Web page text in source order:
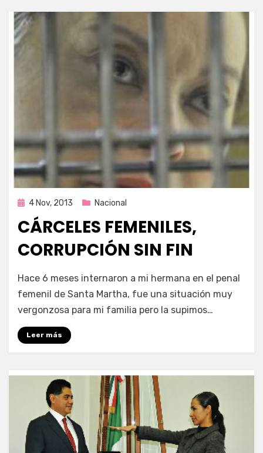
Publicada
4 Nov, 2013 Nacional
CÁRCELES FEMENILES,
CORRUPCIÓN SIN FIN
Enrique
Hace 6 meses internaron a mi hermana en el penal
femenil de Santa Martha, fue una situación muy
vergonzosa para mi familia pero la supimos…
Leer más